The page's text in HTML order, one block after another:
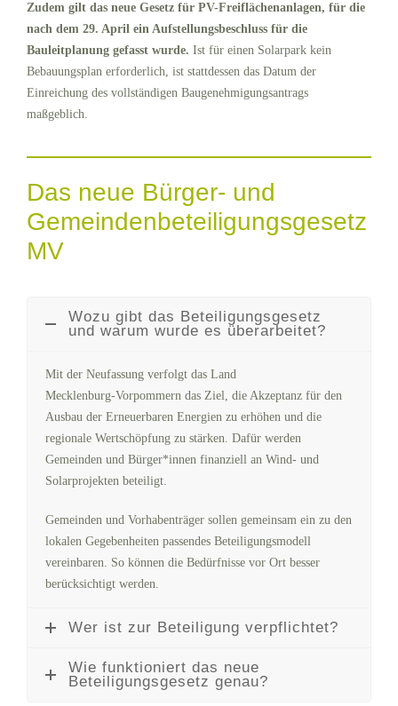
Zudem gilt das neue Gesetz für PV-Freiflächenanlagen, für die
nach dem 29. April ein Aufstellungsbeschluss für die
Bauleitplanung gefasst wurde. Ist für einen Solarpark kein
Bebauungsplan erforderlich, ist stattdessen das Datum der
Einreichung des vollständigen Baugenehmigungsantrags
maßgeblich.
Das neue Bürger- und
Gemeindenbeteiligungsgesetz
MV
Wozu gibt das Beteiligungsgesetz
und warum wurde es überarbeitet?
Mit der Neufassung verfolgt das Land
Mecklenburg‑Vorpommern das Ziel, die Akzeptanz für den
Ausbau der Erneuerbaren Energien zu erhöhen und die
regionale Wertschöpfung zu stärken. Dafür werden
Gemeinden und Bürger*innen finanziell an Wind- und
Solarprojekten beteiligt.
Gemeinden und Vorhabenträger sollen gemeinsam ein zu den
lokalen Gegebenheiten passendes Beteiligungsmodell
vereinbaren. So können die Bedürfnisse vor Ort besser
berücksichtigt werden.
Wer ist zur Beteiligung verpflichtet?
Wie funktioniert das neue
Beteiligungsgesetz genau?